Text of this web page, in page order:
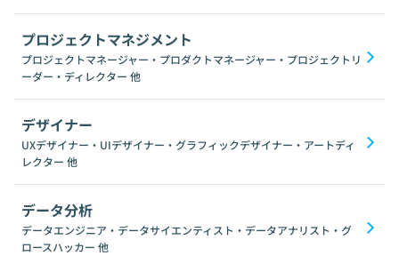
プロジェクトマネジメント
プロジェクトマネージャー・プロダクトマネージャー・プロジェクトリ
ーダー・ディレクター 他
デザイナー
UXデザイナー・UIデザイナー・グラフィックデザイナー・アートディ
レクター 他
データ分析
データエンジニア・データサイエンティスト・データアナリスト・グ
ロースハッカー 他